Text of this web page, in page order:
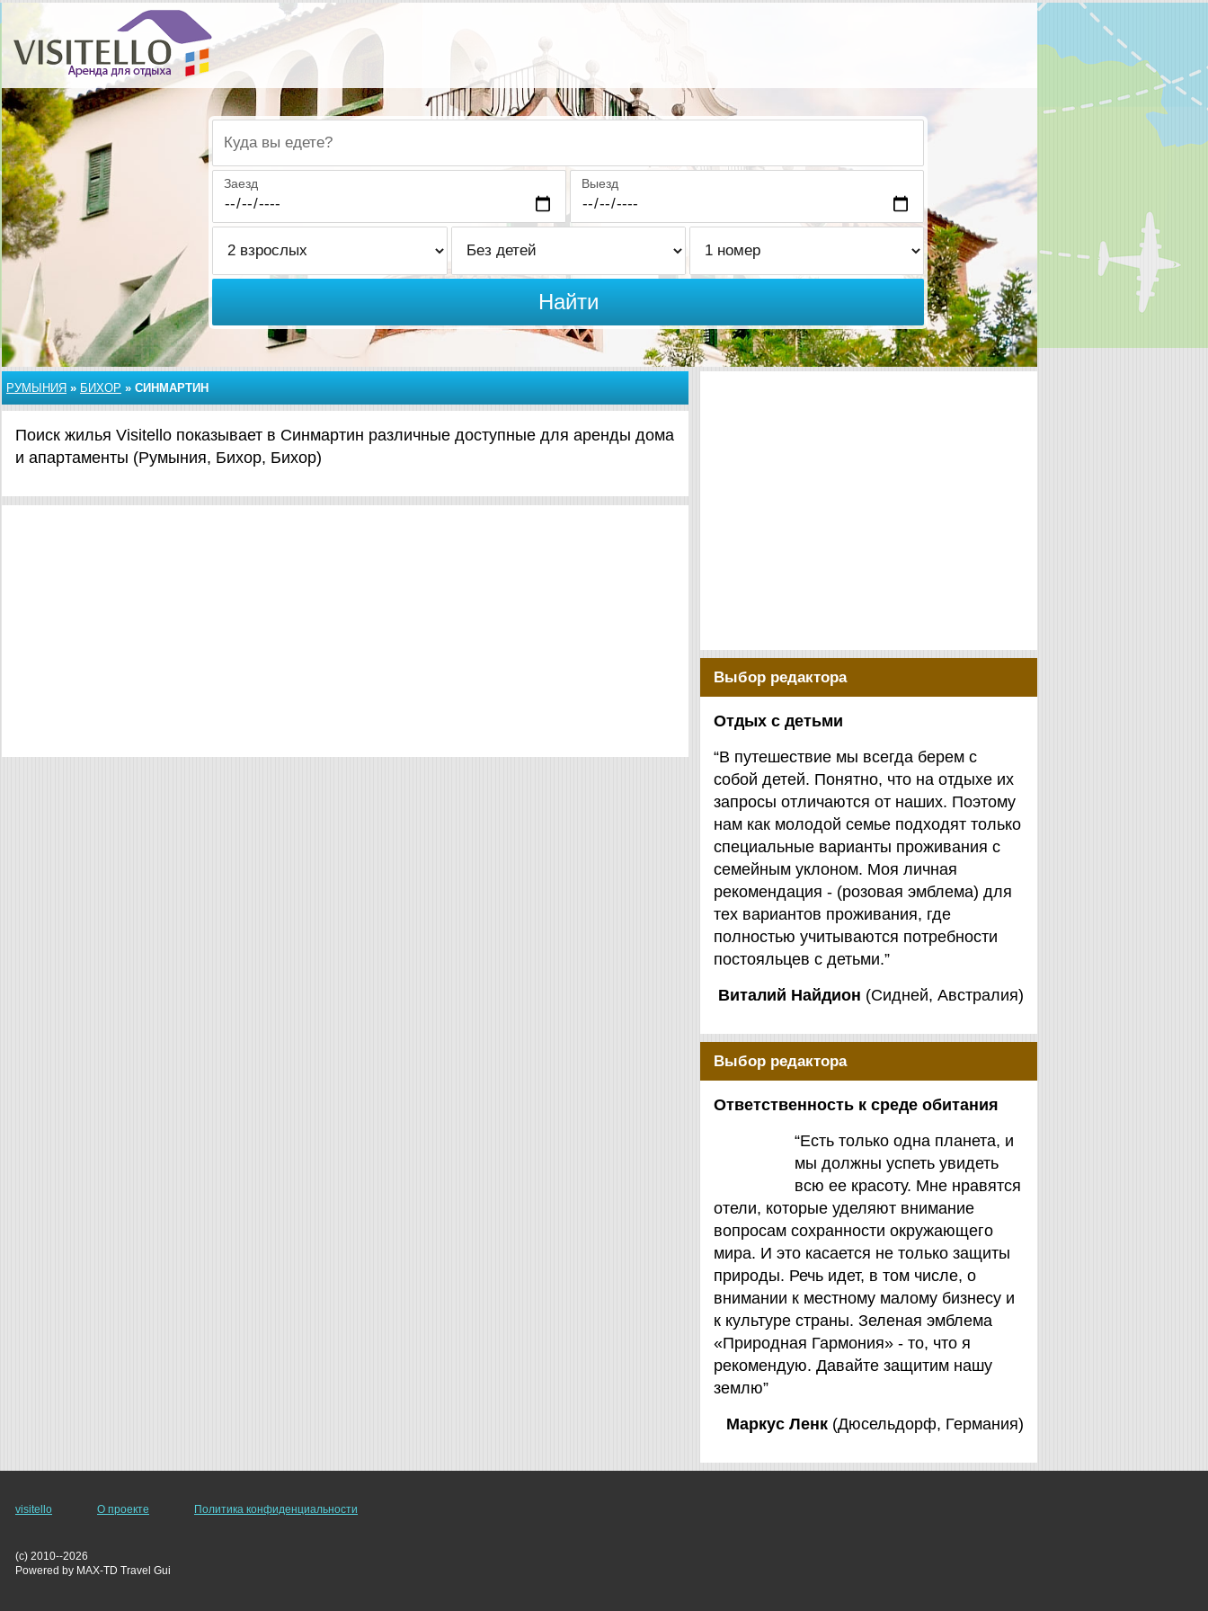
Куда вы едете?
Заезд Выезд
Найти
РУМЫНИЯ » БИХОР » СИНМАРТИН
Поиск жилья Visitello показывает в Синмартин различные доступные для аренды дома
и апартаменты (Румыния, Бихор, Бихор)
Выбор редактора
Отдых с детьми
“В путешествие мы всегда берем с
собой детей. Понятно, что на отдыхе их
запросы отличаются от наших. Поэтому
нам как молодой семье подходят только
специальные варианты проживания с
семейным уклоном. Моя личная
рекомендация - (розовая эмблема) для
тех вариантов проживания, где
полностью учитываются потребности
постояльцев с детьми.”
Виталий Найдион (Сидней, Австралия)
Выбор редактора
Ответственность к среде обитания
“Есть только одна планета, и
мы должны успеть увидеть
всю ее красоту. Мне нравятся
отели, которые уделяют внимание
вопросам сохранности окружающего
мира. И это касается не только защиты
природы. Речь идет, в том числе, о
внимании к местному малому бизнесу и
к культуре страны. Зеленая эмблема
«Природная Гармония» - то, что я
рекомендую. Давайте защитим нашу
землю”
Маркус Ленк (Дюсельдорф, Германия)
visitello О проекте Политика конфиденциальности
(c) 2010--2026
Powered by MAX-TD Travel Gui